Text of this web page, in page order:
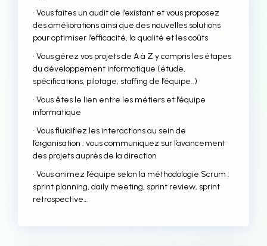
• Vous faites un audit de l’existant et vous proposez
des améliorations ainsi que des nouvelles solutions
pour optimiser l’efficacité, la qualité et les coûts
• Vous gérez vos projets de A à Z y compris les étapes
du développement informatique (étude,
spécifications, pilotage, staffing de l’équipe..)
• Vous êtes le lien entre les métiers et l’équipe
informatique
• Vous fluidifiez les interactions au sein de
l’organisation ; vous communiquez sur l’avancement
des projets auprès de la direction
• Vous animez l’équipe selon la méthodologie Scrum :
sprint planning, daily meeting, sprint review, sprint
retrospective…